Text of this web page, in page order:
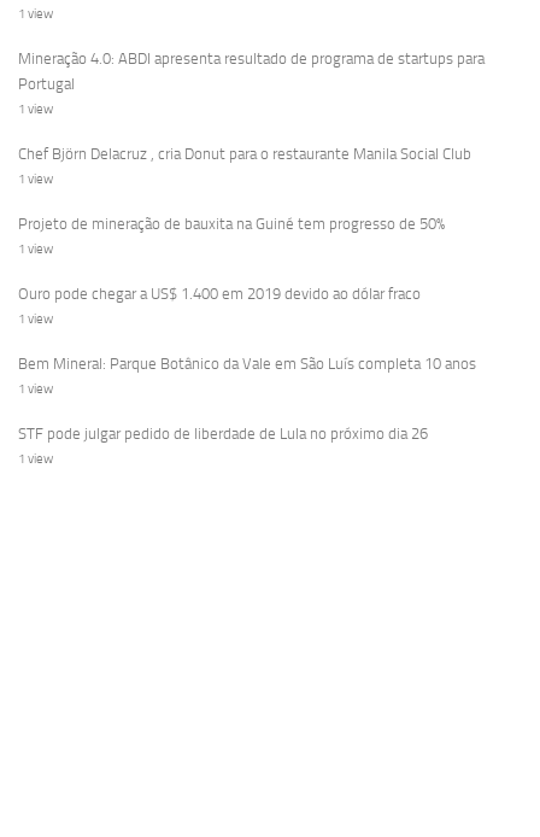
1 view
Mineração 4.0: ABDI apresenta resultado de programa de startups para
Portugal
1 view
Chef Björn Delacruz , cria Donut para o restaurante Manila Social Club
1 view
Projeto de mineração de bauxita na Guiné tem progresso de 50%
1 view
Ouro pode chegar a US$ 1.400 em 2019 devido ao dólar fraco
1 view
Bem Mineral: Parque Botânico da Vale em São Luís completa 10 anos
1 view
STF pode julgar pedido de liberdade de Lula no próximo dia 26
1 view